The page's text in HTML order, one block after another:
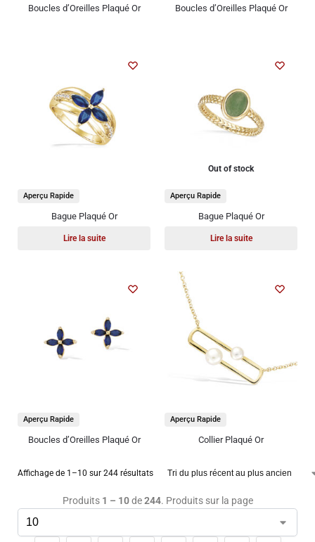
Boucles d’Oreilles Plaqué Or Boucles d’Oreilles Plaqué Or
Bague Plaqué Or
Lire la suite
Aperçu Rapide
Out of stock
Bague Plaqué Or
Lire la suite
Aperçu Rapide
Boucles d’Oreilles Plaqué Or
Aperçu Rapide
Collier Plaqué Or
Aperçu Rapide
Affichage de 1–10 sur 244 résultats
Produits 1 – 10de244. Produits sur la page